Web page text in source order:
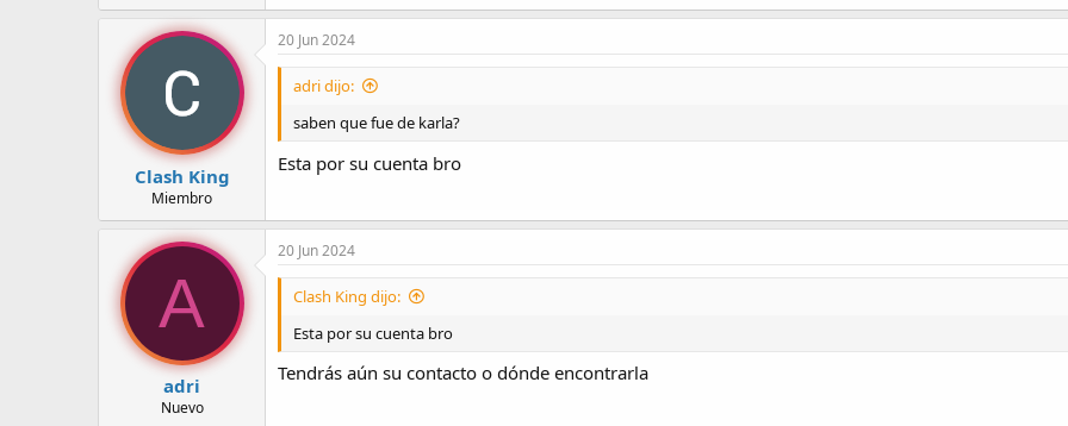
Clash King
Miembro
20 Jun 2024
adri dijo:
saben que fue de karla?
Esta por su cuenta bro
A
adri
Nuevo
20 Jun 2024
Clash King dijo:
Esta por su cuenta bro
Tendrás aún su contacto o dónde encontrarla